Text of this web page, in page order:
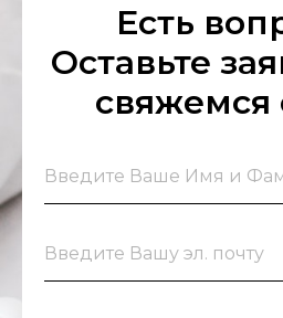
Есть
Оставьте
свяжемся